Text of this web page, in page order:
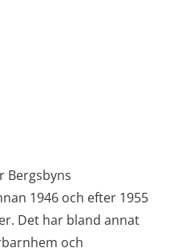
Bergsbyns
1946 och efter 1955
Det har bland annat
och